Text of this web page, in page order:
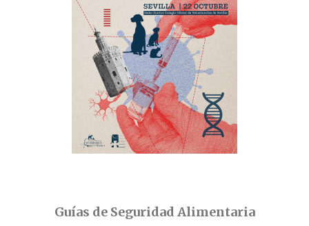
Guías de Seguridad Alimentaria